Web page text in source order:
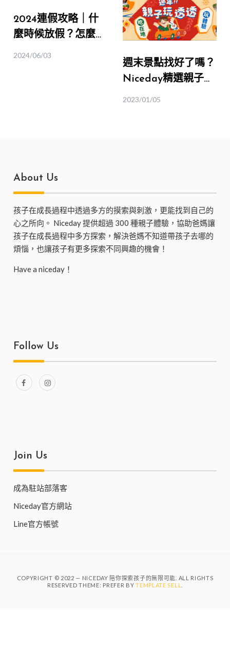
2024連假攻略｜什
麼時候放假？怎麼請
2024/06/03
週末景點找好了嗎？
Niceday精選親子旅
2023/01/05
About Us
孩子在成長過程中透過多方的摸索與刺激，更能找到自己的
心之所向。 Niceday 提供超過 300 種親子體驗，協助爸媽讓
孩子在成長過程中多方探索，解決爸媽不知道帶孩子去哪的
煩惱，也讓孩子有更多探索不同興趣的機會！
Have a niceday！
Follow Us
Join Us
成為駐站部落客
Niceday官方網站
Line官方帳號
COPYRIGHT © 2022 — NICEDAY 陪你探索孩子的無限可能. ALL RIGHTS
RESERVED THEME: PREFER BYTEMPLATE SELL